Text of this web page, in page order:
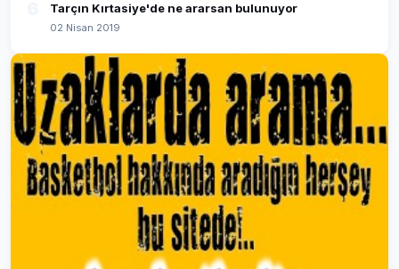
Tarçın Kırtasiye'de ne ararsan bulunuyor
02 Nisan 2019